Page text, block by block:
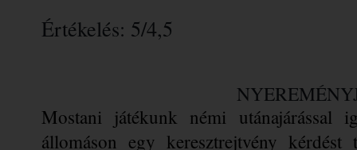
Értékelés: 5/4,5
Mostani játékunk némi utánajárással
állomáson egy keresztrejtvény